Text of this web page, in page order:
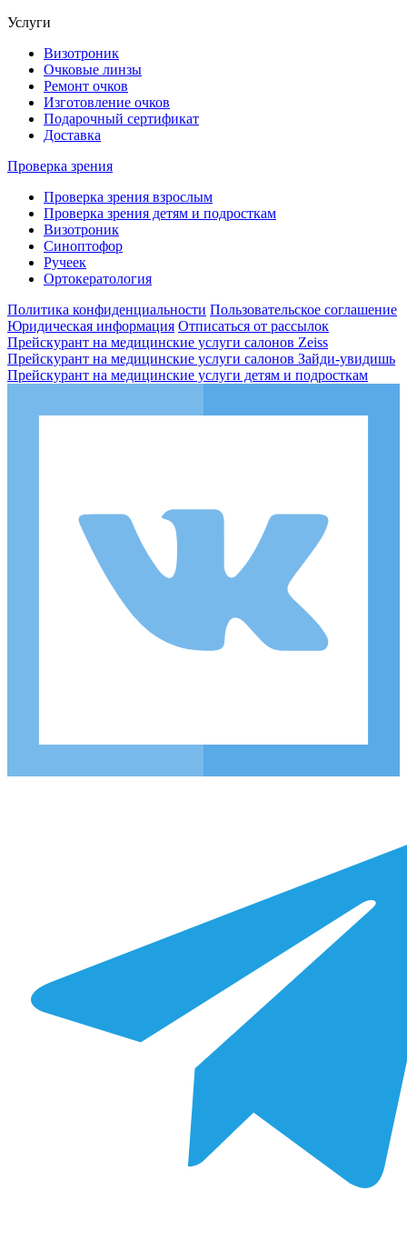
Услуги
Визотроник
Очковые линзы
Ремонт очков
Изготовление очков
Подарочный сертификат
Доставка
Проверка зрения
Проверка зрения взрослым
Проверка зрения детям и подросткам
Визотроник
Синоптофор
Ручеек
Ортокератология
Политика конфиденциальности Пользовательское соглашение
Юридическая информация Отписаться от рассылок
Прейскурант на медицинские услуги салонов Zeiss
Прейскурант на медицинские услуги салонов Зайди-увидишь
Прейскурант на медицинские услуги детям и подросткам